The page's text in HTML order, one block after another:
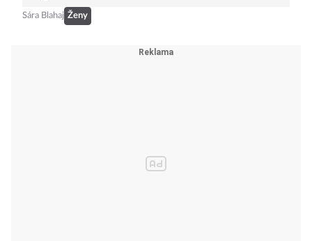
Sára Blahaj Ženy